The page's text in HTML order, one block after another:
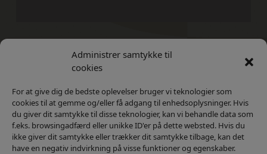
Administrer samtykke til
cookies
For at give dig de bedste oplevelser bruger vi teknologier som
cookies til at gemme og/eller få adgang til enhedsoplysninger. Hvis
du giver dit samtykke til disse teknologier, kan vi behandle data som
f.eks. browsingadfærd eller unikke ID'er på dette websted. Hvis du
ikke giver dit samtykke eller trækker dit samtykke tilbage, kan det
have en negativ indvirkning på visse funktioner og egenskaber.
Kontakt